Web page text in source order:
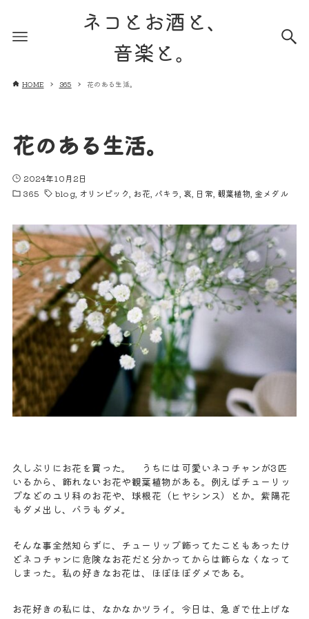
ネコとお酒と、
音楽と。
HOME 365 花のある生活。
花のある生活。
2024年10月2日
365
blog オリンピック お花 パキラ 哀 日常 観葉植物 金メダル
久しぶりにお花を買った。 うちには可愛いネコチャンが3匹
いるから、飾れないお花や観葉植物がある。例えばチューリッ
プなどのユリ科のお花や、球根花（ヒヤシンス）とか。紫陽花
もダメ出し、バラもダメ。
そんな事全然知らずに、チューリップ飾ってたこともあったけ
どネコチャンに危険なお花だと分かってからは飾らなくなって
しまった。私の好きなお花は、ほぼほぼダメである。
お花好きの私には、なかなかツライ。今日は、急ぎで仕上げな